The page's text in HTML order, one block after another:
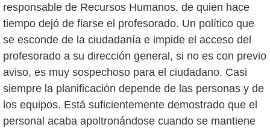
responsable de Recursos Humanos, de quien hace
tiempo dejó de fiarse el profesorado. Un político que
se esconde de la ciudadanía e impide el acceso del
profesorado a su dirección general, si no es con previo
aviso, es muy sospechoso para el ciudadano. Casi
siempre la planificación depende de las personas y de
los equipos. Está suficientemente demostrado que el
personal acaba apoltronándose cuando se mantiene